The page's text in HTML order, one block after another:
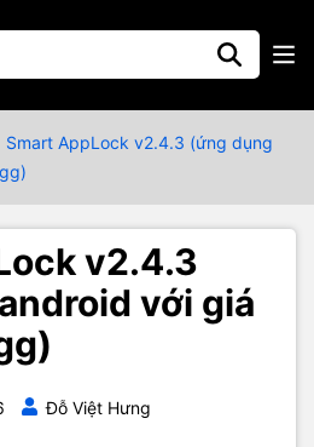
Smart AppLock v2.4.3 (ứng dụng
v2.4.3
với giá
Đỗ Việt Hưng